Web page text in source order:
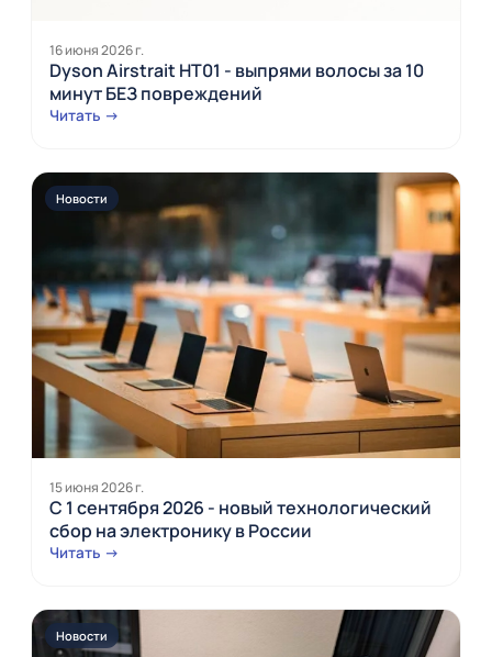
16 июня 2026 г.
Dyson Airstrait HT01 - выпрями волосы за 10
минут БЕЗ повреждений
Читать →
Новости
15 июня 2026 г.
С 1 сентября 2026 - новый технологический
сбор на электронику в России
Читать →
Новости